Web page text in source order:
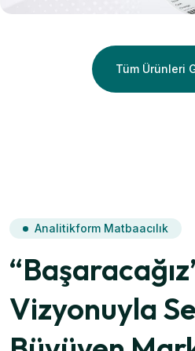
Termal RuloTüm Ürünleri
Analitikform Matbaacılık
Vizyonuyla